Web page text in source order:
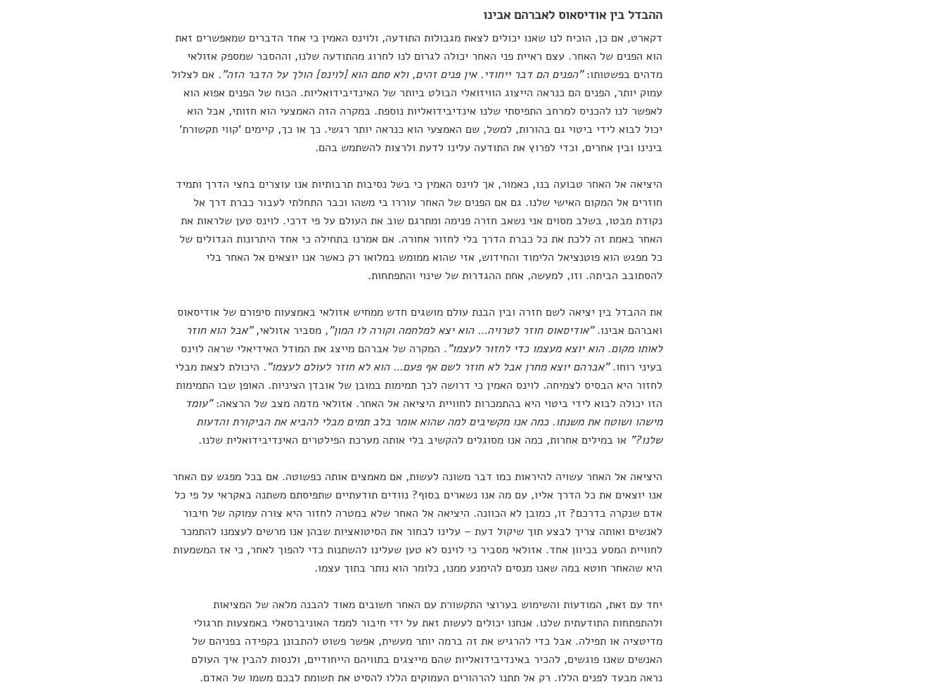
ההבדל בין אודיסאוס לאברהם אבינו
דקארט, אם כן, הוכיח לנו שאנו יכולים לצאת מגבולות התודעה, ולוינס האמין כי אחד הדברים שמאפשרים זאת
הוא הפנים של האחר. עצם ראיית פני האחר יכולה לגרום לנו לחרוג מהתודעה שלנו, וההסבר שמספק אזולאי
מדהים בפשטותו:"הפנים הם דבר ייחודי. אין פנים זהים, ולא סתם הוא [לוינס] הולך על הדבר הזה". אם לצלול
עמוק יותר, הפנים הם כנראה הייצוג הוויזואלי הבולט ביותר של האינדיבידואליות. הכוח של הפנים אפוא הוא
לאפשר לנו להכניס למרחב התפיסתי שלנו אינדיבידואליות נוספת. במקרה הזה האמצעי הוא חזותי, אבל הוא
יכול לבוא לידי ביטוי גם בהורות, למשל, שם האמצעי הוא כנראה יותר רגשי. כך או כך, קיימים 'קווי תקשורת'
בינינו ובין אחרים, וכדי לפרוץ את התודעה עלינו לדעת ולרצות להשתמש בהם.
היציאה אל האחר טבועה בנו, כאמור, אך לוינס האמין כי בשל נסיבות תרבותיות אנו עוצרים בחצי הדרך ותמיד
חוזרים אל המקום האישי שלנו. גם אם הפנים של האחר עוררו בי משהו וכבר התחלתי לעבור כברת דרך אל
נקודת מבטו, בשלב מסוים אני נשאב חזרה פנימה ומתרגם שוב את העולם על פי דרכי. לוינס טען שלראות את
האחר באמת זה ללכת את כל כברת הדרך בלי לחזור אחורה. אם אמרנו בתחילה כי אחד היתרונות הגדולים של
כל מפגש הוא פוטנציאל הלימוד והחידוש, אזי שהוא ממומש במלואו רק כאשר אנו יוצאים אל האחר בלי
להסתובב הביתה. וזו, למעשה, אחת ההגדרות של שינוי והתפתחות.
את ההבדל בין יציאה לשם חזרה ובין הבנת עולם מושגים חדש ממחיש אזולאי באמצעות סיפורם של אודיסאוס
ואברהם אבינו."אודיסאוס חוזר לטרויה… הוא יצא למלחמה וקורה לו המון", מסביר אזולאי,"אבל הוא חוזר
לאותו מקום. הוא יוצא מעצמו כדי לחזור לעצמו". המקרה של אברהם מייצג את המודל האידיאלי שראה לוינס
בעיני רוחו."אברהם יוצא מחרן אבל לא חוזר לשם אף פעם… הוא לא חוזר לעולם לעצמו". היכולת לצאת מבלי
לחזור היא הבסיס לצמיחה. לוינס האמין כי דרושה לכך תמימות במובן של אובדן הציניות. האופן שבו התמימות
הזו יכולה לבוא לידי ביטוי היא בהתמכרות לחוויית היציאה אל האחר. אזולאי מדמה מצב של הרצאה:"עומד
מישהו ושוטח את משנתו. כמה אנו מקשיבים למה שהוא אומר בלב תמים מבלי להביא את הביקורת והדעות
שלנו?" או במילים אחרות, כמה אנו מסוגלים להקשיב בלי אותה מערכת הפילטרים האינדיבידואלית שלנו.
היציאה אל האחר עשויה להיראות כמו דבר משונה לעשות, אם מאמצים אותה כפשוטה. אם בכל מפגש עם האחר
אנו יוצאים את כל הדרך אליו, עם מה אנו נשארים בסוף? נוודים תודעתיים שתפיסתם משתנה באקראי על פי כל
אדם שנקרה בדרכם? זו, כמובן לא הכוונה. היציאה אל האחר שלא במטרה לחזור היא צורה עמוקה של חיבור
לאנשים ואותה צריך לבצע תוך שיקול דעת – עלינו לבחור את הסיטואציות שבהן אנו מרשים לעצמנו להתמכר
לחוויית המסע בכיוון אחד. אזולאי מסביר כי לוינס לא טען שעלינו להשתנות כדי להפוך לאחר, כי אז המשמעות
היא שהאחר חוטא במה שאנו מנסים להימנע ממנו, כלומר הוא נותר בתוך עצמו.
יחד עם זאת, המודעות והשימוש בערוצי התקשורת עם האחר חשובים מאוד להבנה מלאה של המציאות
ולהתפתחות התודעתית שלנו. אנחנו יכולים לעשות זאת על ידי חיבור לממד האוניברסאלי באמצעות תרגולי
מדיטציה או תפילה. אבל כדי להרגיש את זה ברמה יותר מעשית, אפשר פשוט להתבונן בקפידה בפניהם של
האנשים שאנו פוגשים, להכיר באינדיבידואליות שהם מייצגים בתוויהם הייחודיים, ולנסות להבין איך העולם
נראה מבעד לפנים הללו. רק אל תתנו להרהורים העמוקים הללו להסיט את תשומת לבכם משמו של האדם.